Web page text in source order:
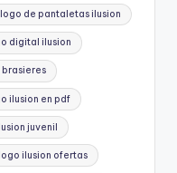
de pantaletas ilusion
digital ilusion
ilusion en pdf
juvenil
ilusion ofertas